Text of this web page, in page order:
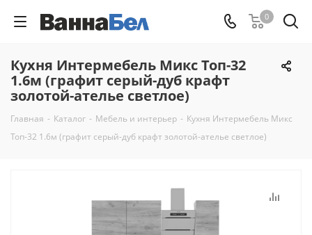
0
Кухня Интермебель Микс Топ-32
1.6м (графит серый-дуб крафт
золотой-ателье светлое)
Главная - Каталог - Мебель и интерьер - Кухня Интермебель Микс
Топ-32 1.6м (графит серый-дуб крафт золотой-ателье светлое)